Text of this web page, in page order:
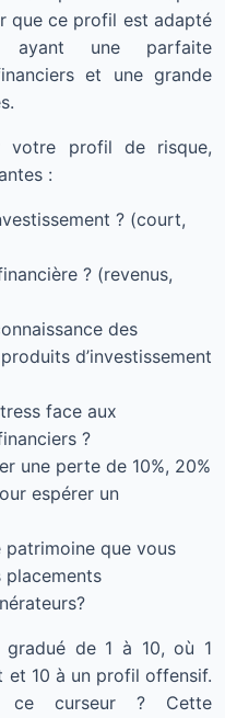
que ce profil est adapté
ayant une parfaite
et une grande
votre profil de risque,
:
? (court,
? (revenus,
des
d’investissement
face aux
?
une perte de 10%, 20%
espérer un
que vous
placements
gradué de 1 à 10, où 1
10 à un profil offensif.
ce curseur ? Cette